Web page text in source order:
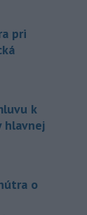
pri
k
hlavnej
o